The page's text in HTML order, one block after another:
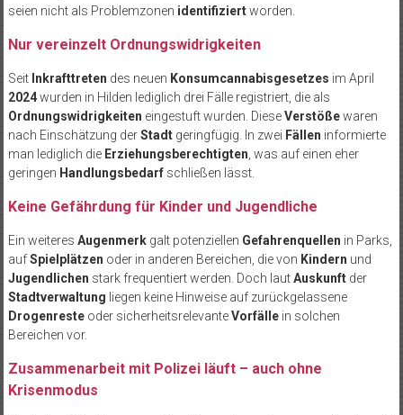
seien nicht als Problemzonen identifiziertworden.
Nur vereinzelt Ordnungswidrigkeiten
Seit Inkrafttreten des neuen Konsumcannabisgesetzes im April
2024wurden in Hilden lediglich drei Fälle registriert, die als
Ordnungswidrigkeiten eingestuft wurden. DieseVerstößewaren
nach Einschätzung derStadtgeringfügig. In zwei Fällen informierte
man lediglich die Erziehungsberechtigten , was auf einen eher
geringen Handlungsbedarfschließen lässt.
Keine Gefährdung für Kinder und Jugendliche
Ein weiteres Augenmerkgalt potenziellen Gefahrenquellen in Parks,
aufSpielplätzen oder in anderen Bereichen, die von Kindern und
Jugendlichen stark frequentiert werden. Doch lautAuskunftder
Stadtverwaltung liegen keine Hinweise auf zurückgelassene
Drogenresteoder sicherheitsrelevanteVorfällein solchen
Bereichen vor.
Zusammenarbeit mit Polizei läuft – auch ohne
Krisenmodus